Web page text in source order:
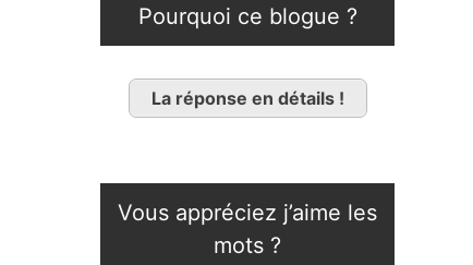
Pourquoi ce blogue ?
La réponse en détails !
Vous appréciez j’aime les
mots ?